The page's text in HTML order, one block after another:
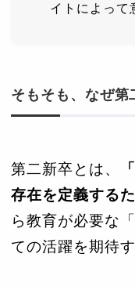
イトによって
そもそも、なぜ第
第二新卒とは、
存在を定義する
ら教育が必要な
ての活躍を期待